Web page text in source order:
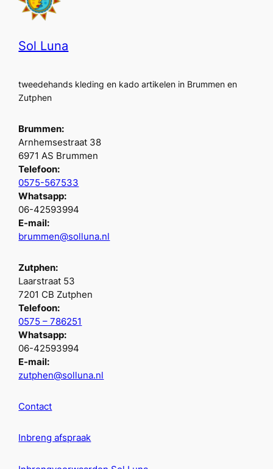
Sol Luna
tweedehands kleding en kado artikelen in Brummen en
Zutphen
Brummen:
Arnhemsestraat 38
6971 AS Brummen
Telefoon:
0575-567533
Whatsapp:
06-42593994
E-mail:
brummen@solluna.nl
Zutphen:
Laarstraat 53
7201 CB Zutphen
Telefoon:
0575 – 786251
Whatsapp:
06-42593994
E-mail:
zutphen@solluna.nl
Contact
Inbreng afspraak